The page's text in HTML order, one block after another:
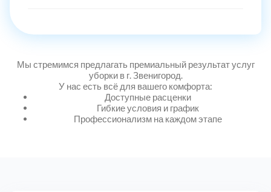
Мы стремимся предлагать премиальный результат услуг
уборки в г. Звенигород.
У нас есть всё для вашего комфорта:
Доступные расценки
Гибкие условия и график
Профессионализм на каждом этапе
Дмитровский
Долгопрудный